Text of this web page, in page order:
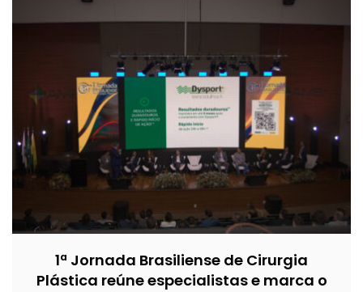
1ª Jornada Brasiliense de Cirurgia
Plástica reúne especialistas e marca o